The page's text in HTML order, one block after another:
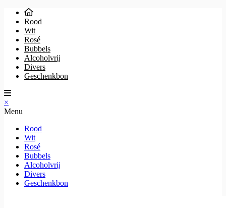
Rood
Wit
Rosé
Bubbels
Alcoholvrij
Divers
Geschenkbon
×
Menu
Rood
Wit
Rosé
Bubbels
Alcoholvrij
Divers
Geschenkbon